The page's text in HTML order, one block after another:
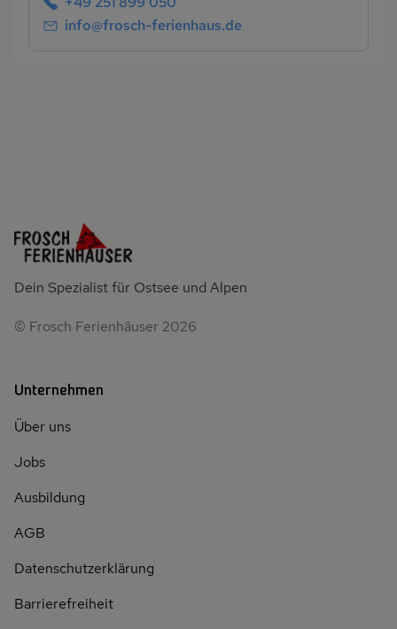
info@frosch-ferienhaus.de
Dein Spezialist für Ostsee und Alpen
© Frosch Ferienhäuser 2026
Unternehmen
Über uns
Jobs
Ausbildung
AGB
Datenschutzerklärung
Barrierefreiheit